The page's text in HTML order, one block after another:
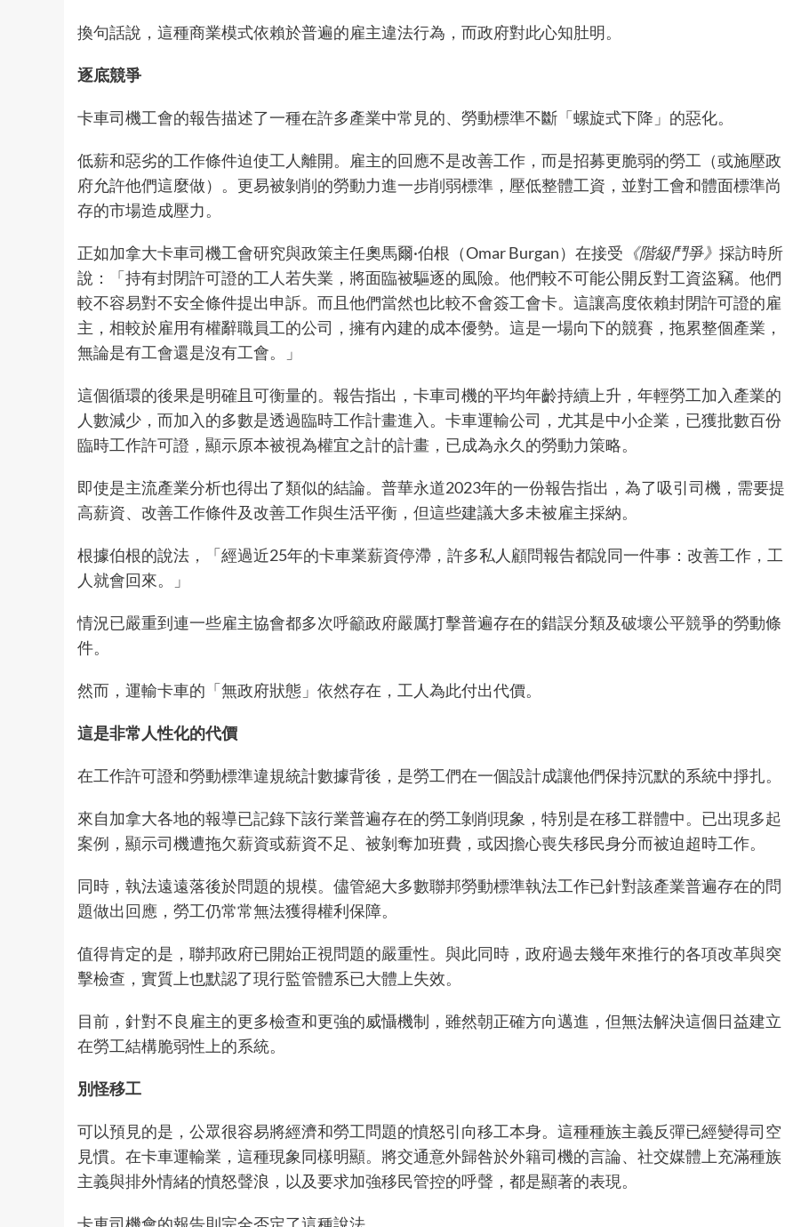
換句話說，這種商業模式依賴於普遍的雇主違法行為，而政府對此心知肚明。
逐底競爭
卡車司機工會的報告描述了一種在許多產業中常見的、勞動標準不斷「螺旋式下降」的惡化。
低薪和惡劣的工作條件迫使工人離開。雇主的回應不是改善工作，而是招募更脆弱的勞工（或施壓政
府允許他們這麼做）。更易被剝削的勞動力進一步削弱標準，壓低整體工資，並對工會和體面標準尚
存的市場造成壓力。
正如加拿大卡車司機工會研究與政策主任奧馬爾·伯根（Omar Burgan）在接受 《階級鬥爭》 採訪時所
說：「持有封閉許可證的工人若失業，將面臨被驅逐的風險。他們較不可能公開反對工資盜竊。他們
較不容易對不安全條件提出申訴。而且他們當然也比較不會簽工會卡。這讓高度依賴封閉許可證的雇
主，相較於雇用有權辭職員工的公司，擁有內建的成本優勢。這是一場向下的競賽，拖累整個產業，
無論是有工會還是沒有工會。」
這個循環的後果是明確且可衡量的。報告指出，卡車司機的平均年齡持續上升，年輕勞工加入產業的
人數減少，而加入的多數是透過臨時工作計畫進入。卡車運輸公司，尤其是中小企業，已獲批數百份
臨時工作許可證，顯示原本被視為權宜之計的計畫，已成為永久的勞動力策略。
即使是主流產業分析也得出了類似的結論。普華永道2023年的一份報告指出 ，為了吸引司機，需要提
高薪資、改善工作條件及改善工作與生活平衡，但這些建議大多未被雇主採納。
根據伯根的說法，「經過近25年的卡車業薪資停滯，許多私人顧問報告都說同一件事：改善工作，工
人就會回來。」
情況已嚴重到連一些雇主協會都多次呼籲政府嚴厲打擊普遍存在的錯誤分類及破壞公平競爭的勞動條
件。
然而，運輸卡車的「無政府狀態」依然存在，工人為此付出代價。
這是非常人性化的代價
在工作許可證和勞動標準違規統計數據背後，是勞工們在一個設計成讓他們保持沉默的系統中掙扎。
來自加拿大各地的報導已記錄下該行業普遍存在的勞工剝削現象，特別是在移工群體中。已出現多起
案例 ，顯示司機遭拖欠薪資或薪資不足、被剝奪加班費，或因擔心喪失移民身分而被迫超時工作。
同時，執法遠遠落後於問題的規模。儘管絕大多數聯邦勞動標準執法工作已針對該產業普遍存在的問
題做出回應 ，勞工仍常常無法獲得權利保障。
值得肯定的是，聯邦政府已開始正視問題的嚴重性。與此同時，政府過去幾年來推行的各項改革與突
擊檢查，實質上也默認了現行監管體系已大體上失效。
目前，針對不良雇主的更多檢查和更強的威懾機制，雖然朝正確方向邁進，但無法解決這個日益建立
在勞工結構脆弱性上的系統。
別怪移工
可以預見的是，公眾很容易將經濟和勞工問題的憤怒引向移工本身。這種種族主義反彈已經變得司空
見慣。在卡車運輸業，這種現象同樣明顯。將交通意外歸咎於外籍司機的言論、社交媒體上充滿種族
主義與排外情緒的憤怒聲浪，以及要求加強移民管控的呼聲，都是顯著的表現。